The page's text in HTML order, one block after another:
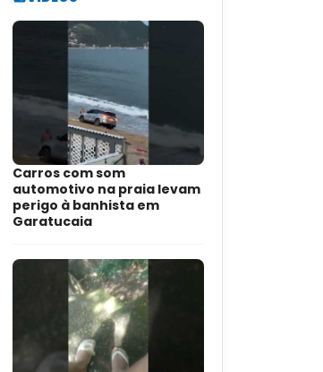
Carros com som
automotivo na praia levam
perigo à banhista em
Garatucaia